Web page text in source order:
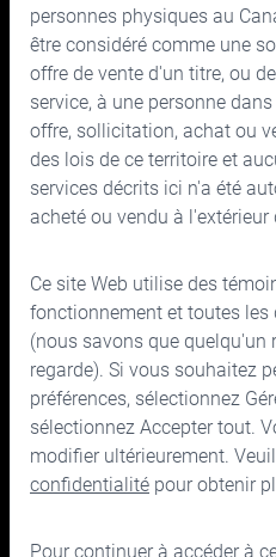
Rapports financiers
Administrateurs et dirigeants
Gouvernance
150, rue Bloor Ouest, bureau 700
Toronto (Ontario) M5S 2X9
Téléphone :
Télécopieur :
416.963.5060
Courriel :
info@cymbria.com
personnes physiques au
être considéré comme une
offre de vente d'un titre, ou
service, à une personne
offre, sollicitation, achat ou
des lois de ce territoire et
services décrits ici n'a été
acheté ou vendu à l'extérieur
Ce site Web utilise des
fonctionnement et toutes
(nous savons que quelqu'un
regarde). Si vous souhaitez
préférences, sélectionnez
sélectionnez Accepter tout.
modifier ultérieurement.
confidentialité pour obtenir
Pour continuer à accéder à